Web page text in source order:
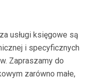
usługi księgowe są
i specyficznych
Zapraszamy do
zarówno małe,